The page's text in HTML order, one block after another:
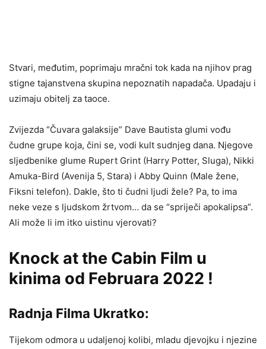
Stvari, međutim, poprimaju mračni tok kada na njihov prag
stigne tajanstvena skupina nepoznatih napadača. Upadaju i
uzimaju obitelj za taoce.
Zvijezda “Čuvara galaksije” Dave Bautista glumi vođu
čudne grupe koja, čini se, vodi kult sudnjeg dana. Njegove
sljedbenike glume Rupert Grint (Harry Potter, Sluga), Nikki
Amuka-Bird (Avenija 5, Stara) i Abby Quinn (Male žene,
Fiksni telefon). Dakle, što ti čudni ljudi žele? Pa, to ima
neke veze s ljudskom žrtvom… da se “spriječi apokalipsa”.
Ali može li im itko uistinu vjerovati?
Knock at the Cabin Film u
kinima od Februara 2022 !
Radnja Filma Ukratko:
Tijekom odmora u udaljenoj kolibi, mladu djevojku i njezine